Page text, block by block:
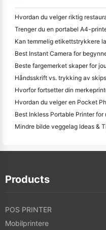
Trenger du en portabel A4-
Best Instant Camera for
Hvorfor fortsetter din
Mindre bilde veggelag Ideas &
Products
POS PRINTER
Mobilprintere